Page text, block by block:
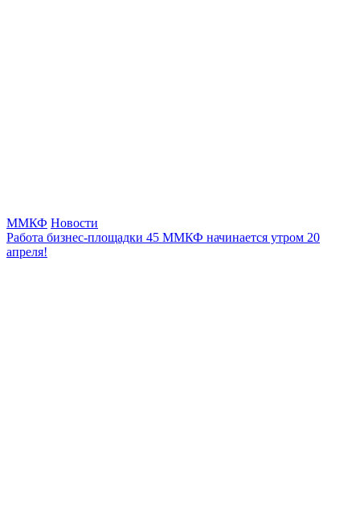
ММКФ Новости
Работа бизнес-площадки 45 ММКФ начинается утром 20
апреля!